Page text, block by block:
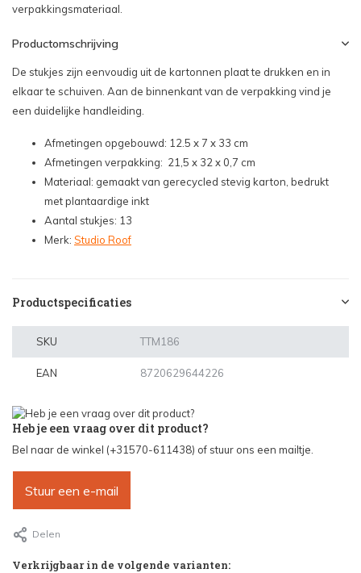
verpakkingsmateriaal.
Productomschrijving
De stukjes zijn eenvoudig uit de kartonnen plaat te drukken en in
elkaar te schuiven. Aan de binnenkant van de verpakking vind je
een duidelijke handleiding.
Afmetingen opgebouwd: 12.5 x 7 x 33 cm
Afmetingen verpakking: 21,5 x 32 x 0,7 cm
Materiaal: gemaakt van gerecycled stevig karton, bedrukt
met plantaardige inkt
Aantal stukjes: 13
Merk: Studio Roof
Productspecificaties
SKU TTM186
EAN 8720629644226
Heb je een vraag over dit product?
Bel naar de winkel (+31570-611438) of stuur ons een mailtje.
Stuur een e-mail
Delen
Verkrijgbaar in de volgende varianten: